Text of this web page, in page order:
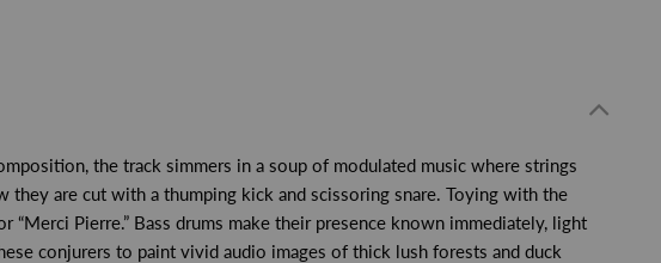
the track simmers in a soup of modulated music where strings
they are cut with a thumping kick and scissoring snare. Toying with the
Pierre.” Bass drums make their presence known immediately, light
conjurers to paint vivid audio images of thick lush forests and duck